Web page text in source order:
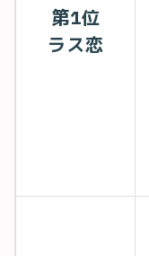
第1位
ラス恋